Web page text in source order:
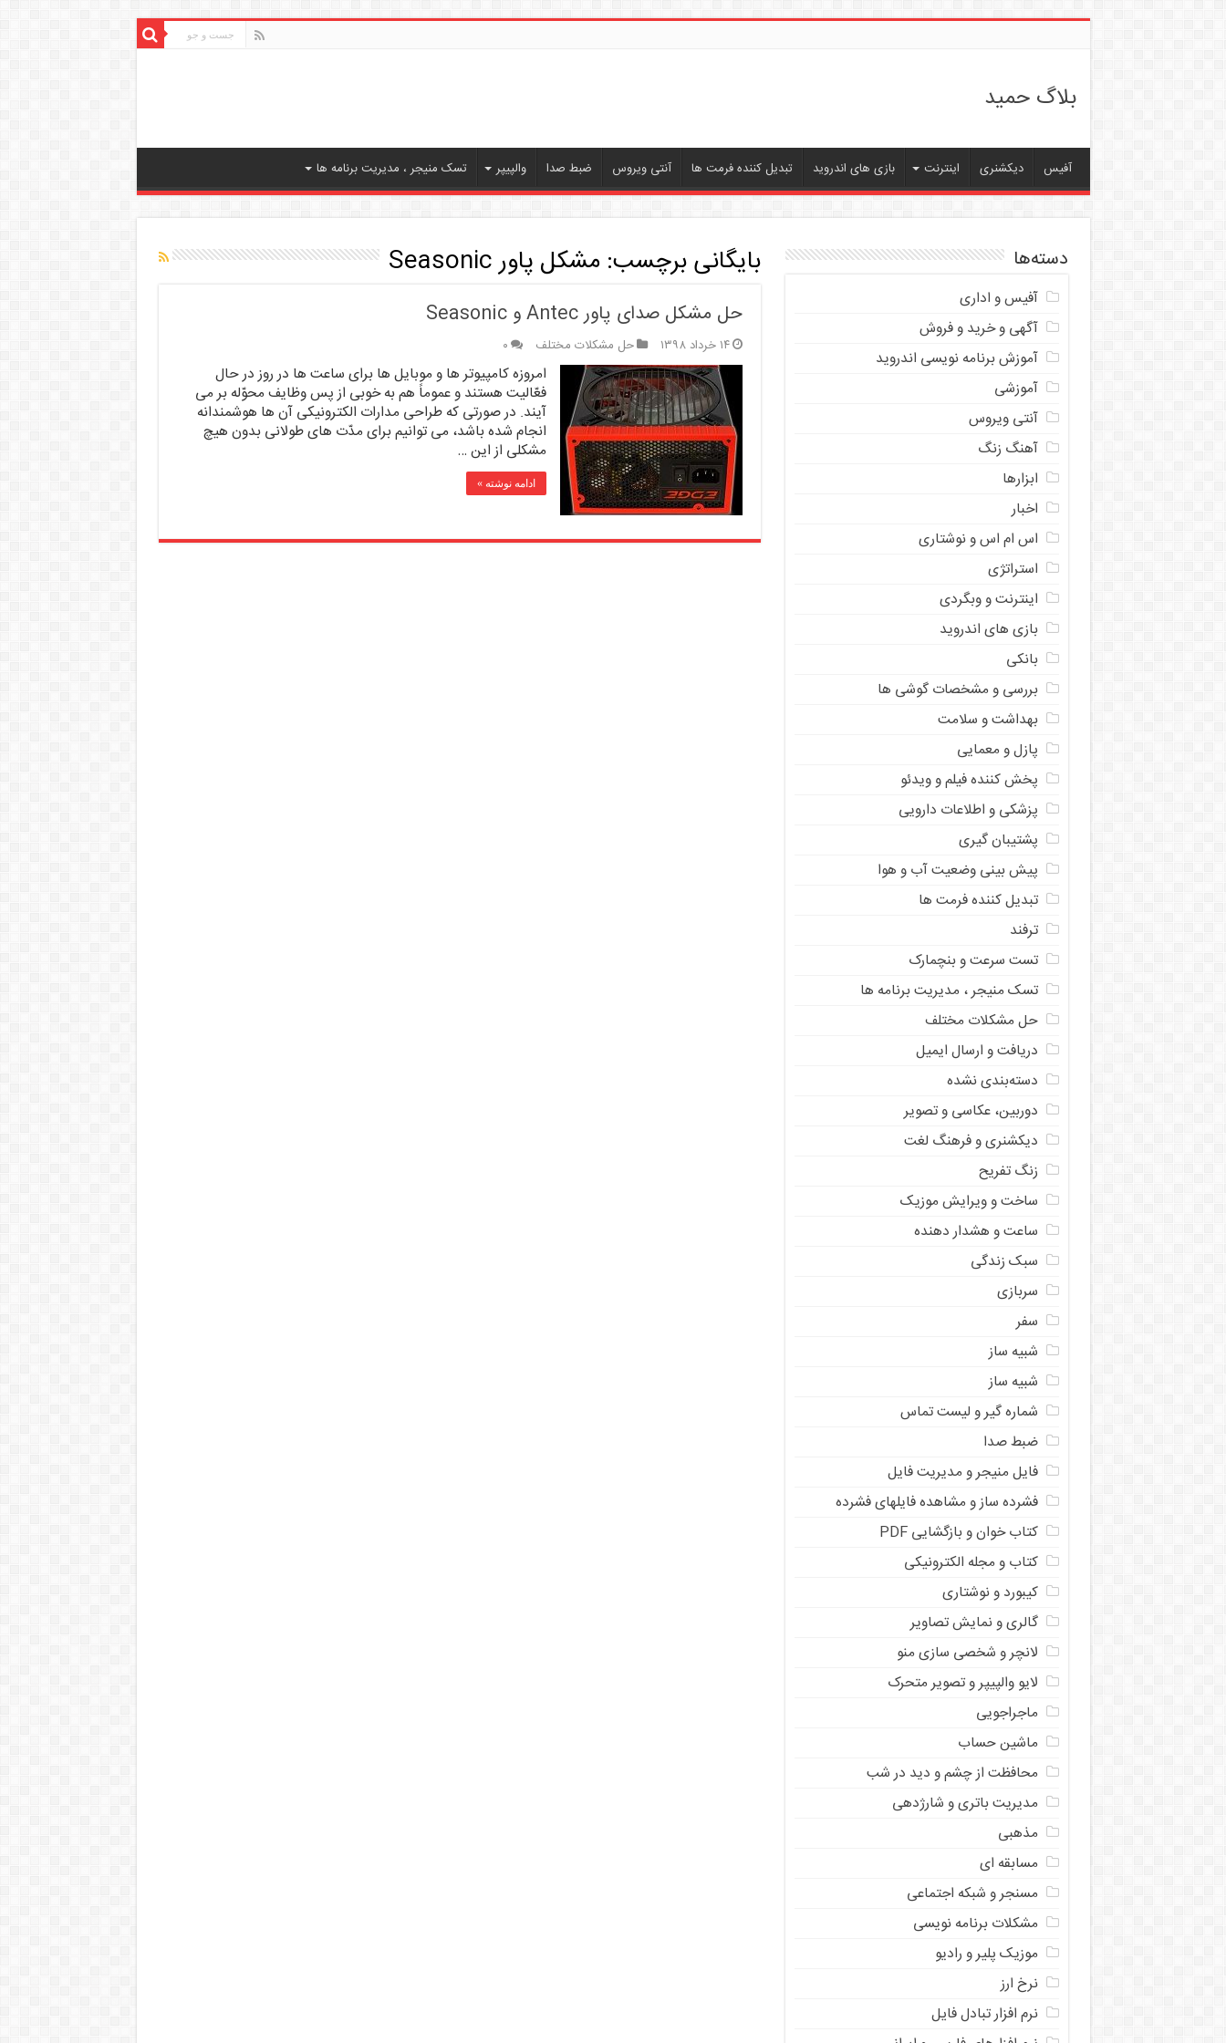
بلاگ حمید
آفیس دیکشنری اینترنت بازی های اندروید تبدیل کننده فرمت ها آنتی ویروس ضبط صدا والپیپر تسک منیجر ، مدیریت برنامه ها
بایگانی برچسب: مشکل پاور Seasonic
حل مشکل صدای پاور Antec و Seasonic
۱۴ خرداد ۱۳۹۸ حل مشکلات مختلف ۰
امروزه کامپیوتر ها و موبایل ها برای ساعت ها در روز در حال
فعّالیت هستند و عموماً هم به خوبی از پس وظایف محوّله بر می
آیند. در صورتی که طراحی مدارات الکترونیکی آن ها هوشمندانه
انجام شده باشد، می توانیم برای مدّت های طولانی بدون هیچ
مشکلی از این …
ادامه نوشته »
دسته‌ها
آفیس و اداری
آگهی و خرید و فروش
آموزش برنامه نویسی اندروید
آموزشی
آنتی ویروس
آهنگ زنگ
ابزارها
اخبار
اس ام اس و نوشتاری
استراتژی
اینترنت و وبگردی
بازی های اندروید
بانکی
بررسی و مشخصات گوشی ها
بهداشت و سلامت
پازل و معمایی
پخش کننده فیلم و ویدئو
پزشکی و اطلاعات دارویی
پشتیبان گیری
پیش بینی وضعیت آب و هوا
تبدیل کننده فرمت ها
ترفند
تست سرعت و بنچمارک
تسک منیجر ، مدیریت برنامه ها
حل مشکلات مختلف
دریافت و ارسال ایمیل
دسته‌بندی نشده
دوربین، عکاسی و تصویر
دیکشنری و فرهنگ لغت
زنگ تفریح
ساخت و ویرایش موزیک
ساعت و هشدار دهنده
سبک زندگی
سربازی
سفر
شبیه ساز
شبیه ساز
شماره گیر و لیست تماس
ضبط صدا
فایل منیجر و مدیریت فایل
فشرده ساز و مشاهده فایلهای فشرده
کتاب خوان و بازگشایی PDF
کتاب و مجله الکترونیکی
کیبورد و نوشتاری
گالری و نمایش تصاویر
لانچر و شخصی سازی منو
لایو والپیپر و تصویر متحرک
ماجراجویی
ماشین حساب
محافظت از چشم و دید در شب
مدیریت باتری و شارژدهی
مذهبی
مسابقه ای
مسنجر و شبکه اجتماعی
مشکلات برنامه نویسی
موزیک پلیر و رادیو
نرخ ارز
ﻧﺮﻡ ﺍﻓﺰﺍﺭ ﺗﺒﺎﺩﻝ ﻓﺎﻳﻞ